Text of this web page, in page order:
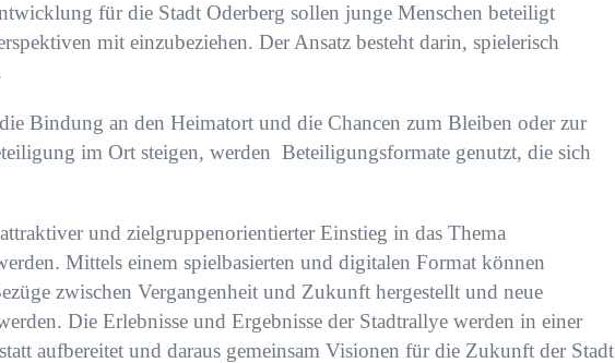
für die Stadt Oderberg sollen junge Menschen beteiligt
mit einzubeziehen. ​​Der Ansatz besteht darin, spielerisch
Bindung an den Heimatort und die Chancen zum Bleiben oder zur
im Ort steigen, werden Beteiligungsformate genutzt, die sich
und zielgruppenorientierter Einstieg in das Thema
Mittels einem spielbasierten und digitalen Format können
zwischen Vergangenheit und Zukunft hergestellt und neue
Die Erlebnisse und Ergebnisse der Stadtrallye werden in einer
aufbereitet und daraus gemeinsam Visionen für die Zukunft der Stadt